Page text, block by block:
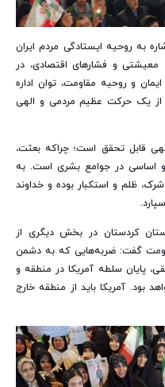
به روحیه ایستادگی مردم ایران
معیشتی و فشارهای اقتصادی، در
و روحیه مقاومت، توان اداره
از یک حرکت عظیم مردمی و الهی
قابل تحقق است؛ چراکه بعثت،
و اساسی در جوامع بشری است. به
ظلم و استکبار بوده و خداوند
کردستان در بخش دیگری از
گفت: ضربه‌هایی که به دشمن
پایان سلطه آمریکا در منطقه و
بود. آمریکا باید از منطقه خارج